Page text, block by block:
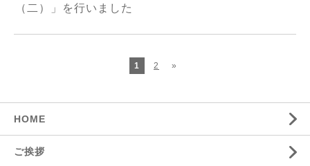
（二）」を行いました
1 2 »
HOME
ご挨拶